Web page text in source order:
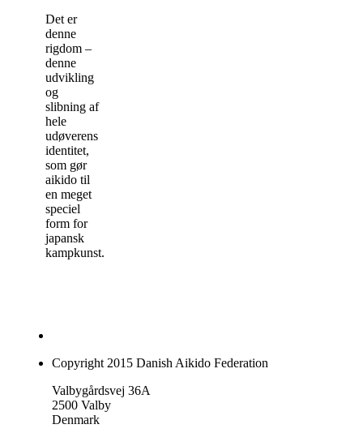
Det er
denne
rigdom –
denne
udvikling
og
slibning af
hele
udøverens
identitet,
som gør
aikido til
en meget
speciel
form for
japansk
kampkunst.
Copyright 2015 Danish Aikido Federation
Valbygårdsvej 36A
2500 Valby
Denmark